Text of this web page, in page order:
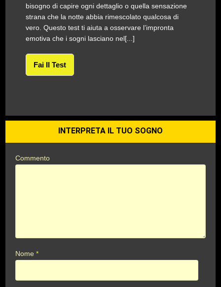
bisogno di capire ogni dettaglio o quella sensazione
strana che la notte abbia rimescolato qualcosa di
vero. Questo test ti aiuta a osservare l’impronta
emotiva che i sogni lasciano nel[...]
Fai Il Test
INTERPRETA IL TUO SOGNO
Commento
Nome*